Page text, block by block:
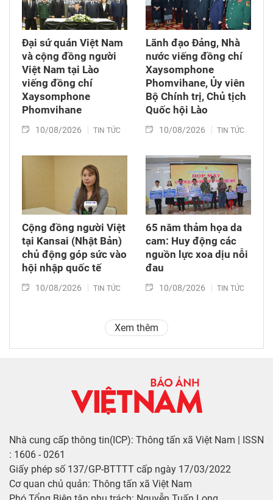
Đại sứ quán Việt Nam
và cộng đồng người
Việt Nam tại Lào
viếng đồng chí
Xaysomphone
Phomvihane
10/08/2026 TIN TỨC
Lãnh đạo Đảng, Nhà
nước viếng đồng chí
Xaysomphone
Phomvihane, Ủy viên
Bộ Chính trị, Chủ tịch
Quốc hội Lào
10/08/2026 TIN TỨC
Cộng đồng người Việt
tại Kansai (Nhật Bản)
chủ động góp sức vào
hội nhập quốc tế
10/08/2026 TIN TỨC
65 năm thảm họa da
cam: Huy động các
nguồn lực xoa dịu nỗi
đau
10/08/2026 TIN TỨC
Xem thêm
Nhà cung cấp thông tin(ICP): Thông tấn xã Việt Nam | ISSN
: 1606 - 0261
Giấy phép số 137/GP-BTTTT cấp ngày 17/03/2022
Cơ quan chủ quản: Thông tấn xã Việt Nam